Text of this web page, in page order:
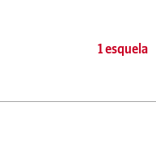
1 esquela